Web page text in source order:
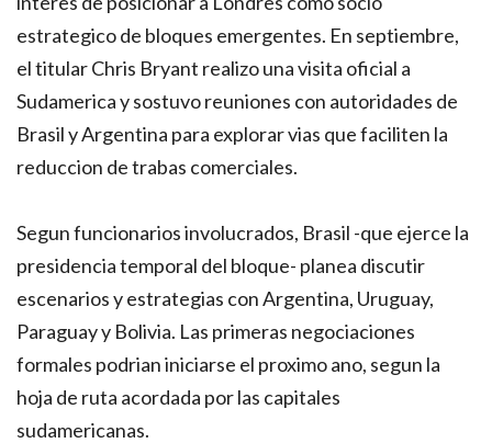
estrategico de bloques emergentes. En septiembre,
el titular Chris Bryant realizo una visita oficial a
Sudamerica y sostuvo reuniones con autoridades de
Brasil y Argentina para explorar vias que faciliten la
reduccion de trabas comerciales.
Segun funcionarios involucrados, Brasil -que ejerce la
presidencia temporal del bloque- planea discutir
escenarios y estrategias con Argentina, Uruguay,
Paraguay y Bolivia. Las primeras negociaciones
formales podrian iniciarse el proximo ano, segun la
hoja de ruta acordada por las capitales
sudamericanas.